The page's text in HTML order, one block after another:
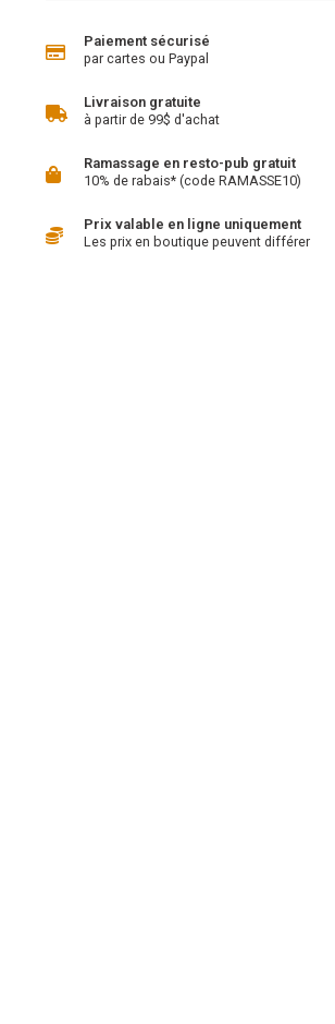
Paiement sécurisé
par cartes ou Paypal
Livraison gratuite
à partir de 99$ d'achat
Ramassage en resto-pub gratuit
10% de rabais* (code RAMASSE10)
Prix valable en ligne uniquement
Les prix en boutique peuvent différer